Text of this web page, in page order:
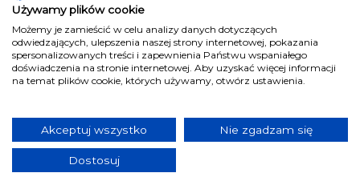
Używamy plików cookie
Możemy je zamieścić w celu analizy danych dotyczących
odwiedzających, ulepszenia naszej strony internetowej, pokazania
spersonalizowanych treści i zapewnienia Państwu wspaniałego
doświadczenia na stronie internetowej. Aby uzyskać więcej informacji
na temat plików cookie, których używamy, otwórz ustawienia.
Akceptuj wszystko Nie zgadzam się
Dostosuj